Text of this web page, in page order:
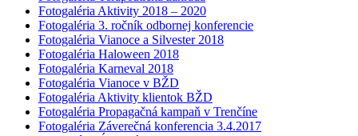
Fotogaléria Aktivity 2018 – 2020
Fotogaléria 3. ročník odbornej konferencie
Fotogaléria Vianoce a Silvester 2018
Fotogaléria Haloween 2018
Fotogaléria Karneval 2018
Fotogaléria Vianoce v BŽD
Fotogaléria Aktivity klientok BŽD
Fotogaléria Propagačná kampaň v Trenčíne
Fotogaléria Záverečná konferencia 3.4.2017